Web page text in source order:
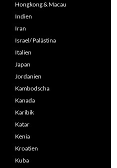
Hongkong & Macau
Indien
Iran
Israel/ Palästina
Italien
Japan
Jordanien
Kambodscha
Kanada
Karibik
Katar
Kenia
Kroatien
Kuba